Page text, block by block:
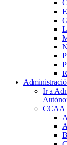
Ir a
CCAA